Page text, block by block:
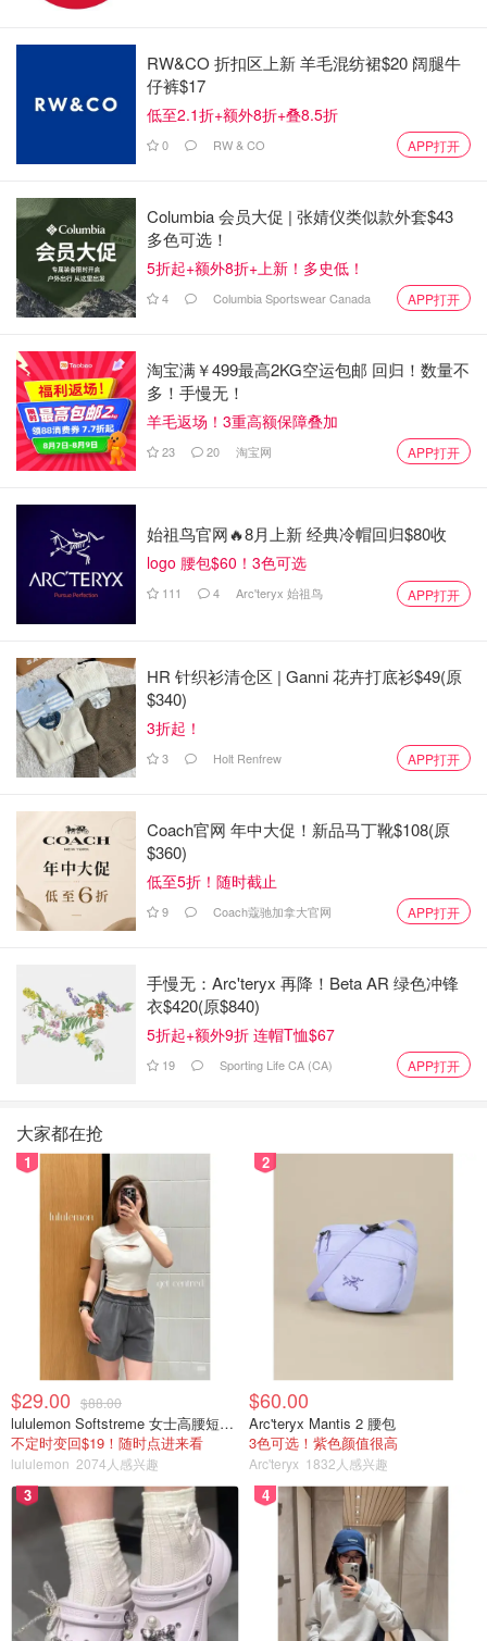
珠峰东坡的救援工作仍在紧张进行中。近年来，随着户外运
援行动展现了应对突发自然灾害的应急能力，也为高山旅游
风险管理敲响了警钟。
来源：BBC
「该长文章来自@英国省钱君-英国省钱快报，版权归原作
者所有」
RW&CO 折扣区上新 羊毛混纺裙$20 阔腿牛
仔裤$17
低至2.1折+额外8折+叠8.5折
0 RW & CO APP打开
Columbia 会员大促 | 张婧仪类似款外套$43
多色可选！
5折起+额外8折+上新！多史低！
4 Columbia Sportswear Canada APP打开
淘宝满￥499最高2KG空运包邮 回归！数量不
多！手慢无！
羊毛返场！3重高额保障叠加
23 20 淘宝网 APP打开
始祖鸟官网🔥8月上新 经典冷帽回归$80收
logo 腰包$60！3色可选
111 4 Arc'teryx 始祖鸟 APP打开
HR 针织衫清仓区 | Ganni 花卉打底衫$49(原
$340)
3折起！
3 Holt Renfrew APP打开
Coach官网 年中大促！新品马丁靴$108(原
$360)
低至5折！随时截止
9 Coach蔻驰加拿大官网 APP打开
手慢无：Arc'teryx 再降！Beta AR 绿色冲锋
衣$420(原$840)
5折起+额外9折 连帽T恤$67
19 Sporting Life CA (CA) APP打开
大家都在抢
1
$29.00 $88.00
lululemon Softstreme 女士高腰短裤 10cm
不定时变回$19！随时点进来看
lululemon 2074人感兴趣
2
$60.00
Arc'teryx Mantis 2 腰包
3色可选！紫色颜值很高
Arc'teryx 1832人感兴趣
3 4